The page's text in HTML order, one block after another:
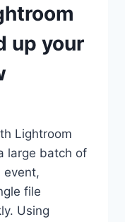
up your
Lightroom
large batch of
event,
file
Using